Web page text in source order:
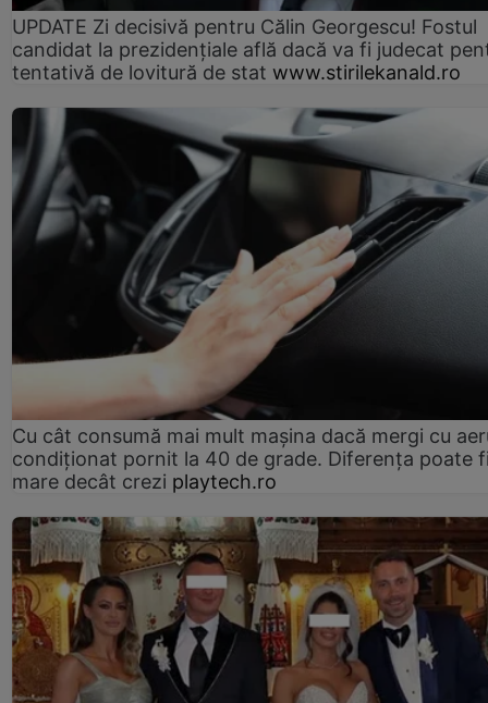
UPDATE Zi decisivă pentru Călin Georgescu! Fostul
candidat la prezidențiale află dacă va fi judecat
tentativă de lovitură de stat www.stirilekanald.ro
Cu cât consumă mai mult mașina dacă mergi cu
condiționat pornit la 40 de grade. Diferența poate
mare decât crezi playtech.ro